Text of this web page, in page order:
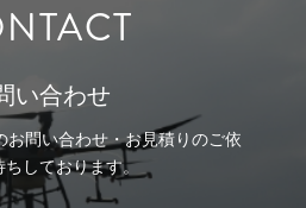
い合わせ
お問い合わせ・お見積りのご依
ちしております。